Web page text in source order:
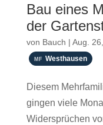
Bau eines
der
von Bauch | Aug.
Westhausen
Diesem
gingen viele
Widersprüchen